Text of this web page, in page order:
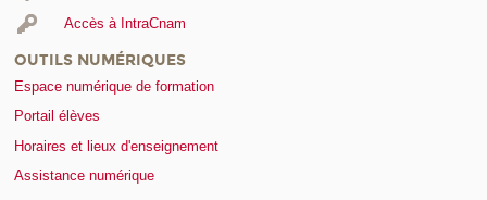
Accès à IntraCnam
OUTILS NUMÉRIQUES
Espace numérique de formation
Portail élèves
Horaires et lieux d'enseignement
Assistance numérique